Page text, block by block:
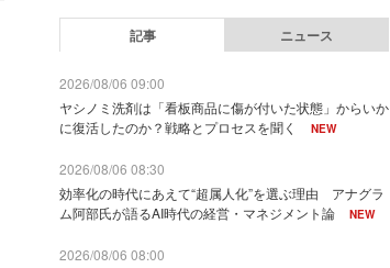
記事 ニュース
2026/08/06 09:00
ヤシノミ洗剤は「看板商品に傷が付いた状態」からいか
に復活したのか？戦略とプロセスを聞く
NEW
2026/08/06 08:30
効率化の時代にあえて“超属人化”を選ぶ理由 アナグラ
ム阿部氏が語るAI時代の経営・マネジメント論
NEW
2026/08/06 08:00